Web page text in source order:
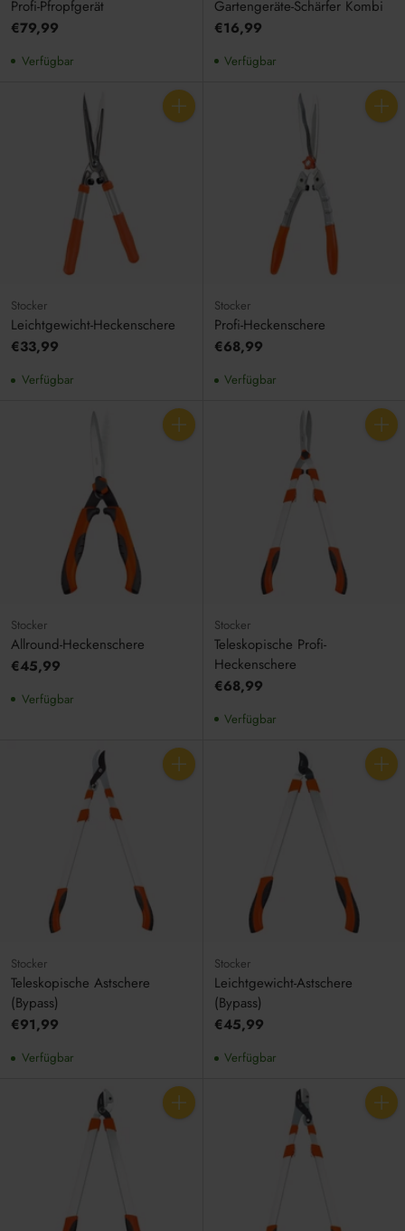
Profi-Pfropfgerät
€79,99
Verfügbar
Gartengeräte-Schärfer Kombi
€16,99
Verfügbar
Anzahl
Stocker
Leichtgewicht-Heckenschere
€33,99
Verfügbar
Anzahl
Stocker
Profi-Heckenschere
€68,99
Verfügbar
Anzahl
Stocker
Allround-Heckenschere
€45,99
Verfügbar
Anzahl
Stocker
Teleskopische Profi-
Heckenschere
€68,99
Verfügbar
Anzahl
Stocker
Teleskopische Astschere
(Bypass)
€91,99
Verfügbar
Anzahl
Stocker
Leichtgewicht-Astschere
(Bypass)
€45,99
Verfügbar
Anzahl Anzahl